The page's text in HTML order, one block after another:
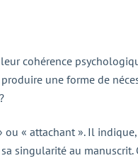
cohérence
une forme de
« attachant ». Il
singularité au